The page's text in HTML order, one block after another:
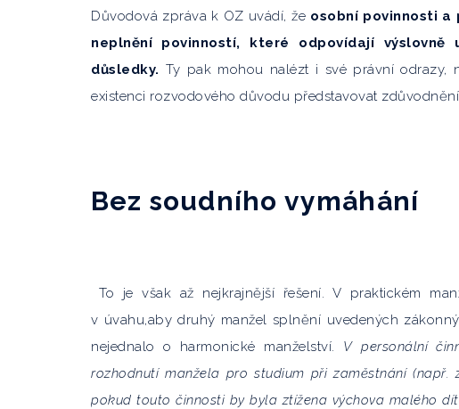
Důvodová zpráva k OZ uvádí, že osobní povinnosti a
neplnění povinností, které odpovídají
důsledky. Ty pak mohou nalézt i své právní odrazy,
existenci rozvodového důvodu představovat
Bez soudního vymáhání
To je však až nejkrajnější řešení. V praktickém
v úvahu,aby druhý manžel splnění uvedených
nejednalo o harmonické manželství. V personální
rozhodnutí manžela pro studium při zaměstnání
pokud touto činnosti by byla ztížena výchova malého